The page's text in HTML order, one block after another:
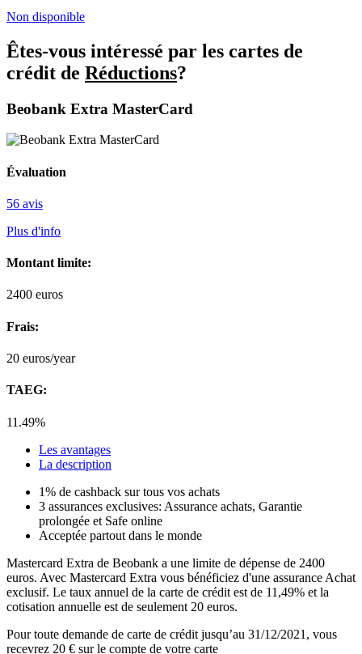
Non disponible
Êtes-vous intéressé par les cartes de
crédit de Réductions?
Beobank Extra MasterCard
Évaluation
56 avis
Plus d'info
Montant limite:
2400 euros
Frais:
20 euros/year
TAEG:
11.49%
Les avantages
La description
1% de cashback sur tous vos achats
3 assurances exclusives: Assurance achats, Garantie
prolongée et Safe online
Acceptée partout dans le monde
Mastercard Extra de Beobank a une limite de dépense de 2400
euros. Avec Mastercard Extra vous bénéficiez d'une assurance Achat
exclusif. Le taux annuel de la carte de crédit est de 11,49% et la
cotisation annuelle est de seulement 20 euros.
Pour toute demande de carte de crédit jusqu’au 31/12/2021, vous
recevrez 20 € sur le compte de votre carte